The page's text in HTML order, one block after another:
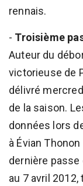
rennais.
- Troisième
Auteur du
victorieuse de
délivré
de la saison.
données lors
à Évian Thonon
dernière
au 7 avril